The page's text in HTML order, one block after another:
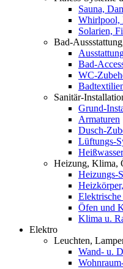
Sauna,
Whirlpool,
Solarien,
Bad-
Bad-
WC-
Sanitär-
Grund-
Armaturen
Dusch-
Lüftungs-
Heizung, Klima,
Heizungs-
Öfen und
Klima u.
Elektro
Leuchten,
Wand- u.